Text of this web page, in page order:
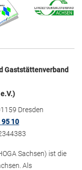
Gaststättenverband
Dresden
10
Sachsen) ist die
Als